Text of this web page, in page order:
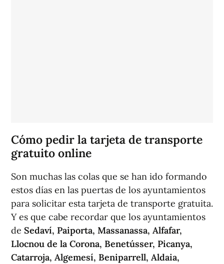
Cómo pedir la tarjeta de transporte
gratuito online
Son muchas las colas que se han ido formando
estos días en las puertas de los ayuntamientos
para solicitar esta tarjeta de transporte gratuita.
Y es que cabe recordar que los ayuntamientos
de Sedaví, Paiporta, Massanassa, Alfafar,
Llocnou de la Corona, Benetússer, Picanya,
Catarroja, Algemesí, Beniparrell, Aldaia,